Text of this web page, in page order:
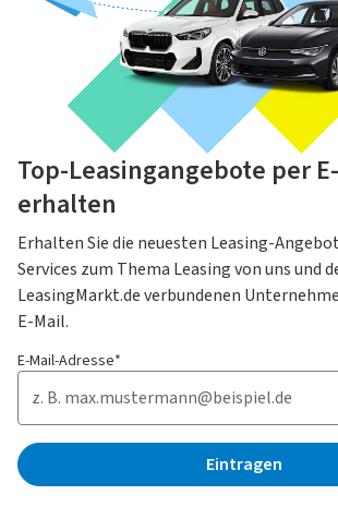
Top-Leasingangebote per
erhalten
Erhalten Sie die neuesten Leasing-
Services zum Thema Leasing von uns und
LeasingMarkt.de verbundenen
E-Mail.
E-Mail-Adresse*
Eintragen